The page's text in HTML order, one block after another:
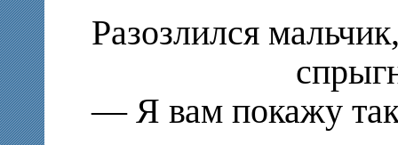
Разозлился
спрыгнул
— Я вам покажу